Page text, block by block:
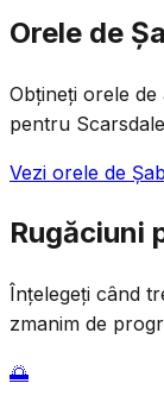
Orele de
Obțineți orele
pentru
Vezi orele de
Rugăciuni
Înțelegeți când
zmanim de
🌅